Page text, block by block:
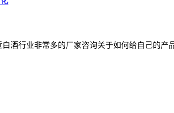
酒行业非常多的厂家咨询关于如何给自己的